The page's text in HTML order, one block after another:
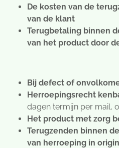
De kosten van de
van de klant
Terugbetaling binnen
van het product door
Bij defect of
Herroepingsrecht
dagen termijn per mail,
Het product met zorg
Terugzenden binnen
van herroeping in